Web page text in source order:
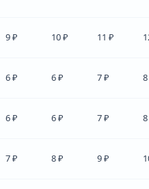
9 ₽ 10 ₽ 11 ₽
6 ₽ 6 ₽ 7 ₽
6 ₽ 6 ₽ 7 ₽
7 ₽ 8 ₽ 9 ₽